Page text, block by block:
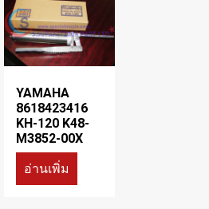
YAMAHA
8618423416
KH-120 K48-
M3852-00X
อ่านเพิ่ม